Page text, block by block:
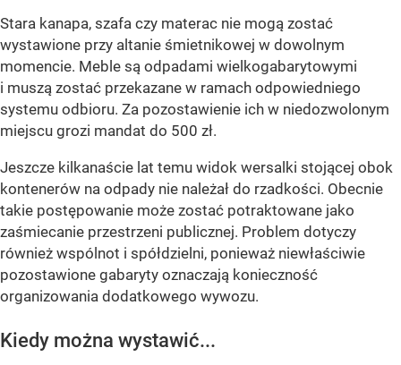
Stara kanapa, szafa czy materac nie mogą zostać
wystawione przy altanie śmietnikowej w dowolnym
momencie. Meble są odpadami wielkogabarytowymi
i muszą zostać przekazane w ramach odpowiedniego
systemu odbioru. Za pozostawienie ich w niedozwolonym
miejscu grozi mandat do 500 zł.
Jeszcze kilkanaście lat temu widok wersalki stojącej obok
kontenerów na odpady nie należał do rzadkości. Obecnie
takie postępowanie może zostać potraktowane jako
zaśmiecanie przestrzeni publicznej. Problem dotyczy
również wspólnot i spółdzielni, ponieważ niewłaściwie
pozostawione gabaryty oznaczają konieczność
organizowania dodatkowego wywozu.
Kiedy można wystawić...